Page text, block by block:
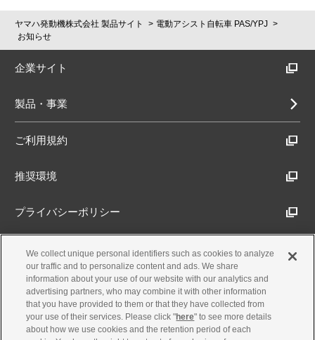
ヤマハ発動機株式会社 製品サイト
電動アシスト自転車 PAS/YPJ
お知らせ
企業サイト
製品・事業
ご利用規約
推奨環境
プライバシーポリシー
Cookieポリシー
アクセシビリティ方針
古物営業法に基づく表示
We collect unique personal identifiers such as cookies to analyze
our traffic and to personalize content and ads. We share
information about your use of our website with our analytics and
advertising partners, who may combine it with other information
that you have provided to them or that they have collected from
your use of their services. Please click "here" to see more details
about how we use cookies and the retention period of each